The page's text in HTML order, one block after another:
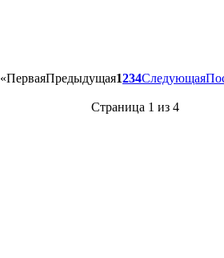
«ПерваяПредыдущая1234Следующая
Страница 1 из 4